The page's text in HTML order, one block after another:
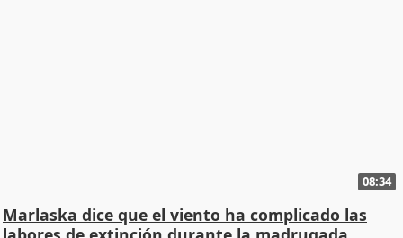
08:34
Marlaska dice que el viento ha complicado las